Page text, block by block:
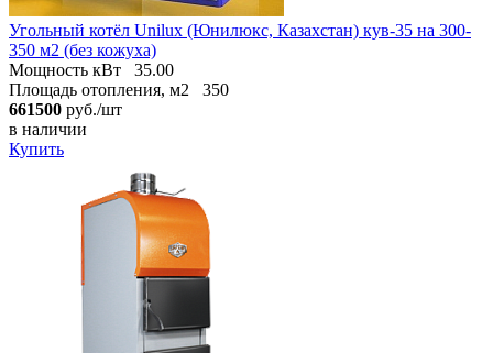
Угольный котёл Unilux (Юнилюкс, Казахстан) кув-35 на 300-
350 м2 (без кожуха)
Мощность кВт
35.00
Площадь отопления, м2
350
661500 руб./шт
в наличии
Купить